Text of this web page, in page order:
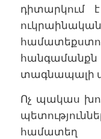
դիտարկում է
տագնապալի
Ոչ պակաս
համատեղ